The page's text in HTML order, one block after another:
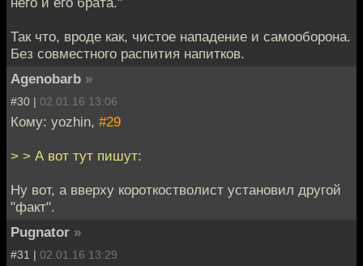
Так что, вроде как, чистое нападение и самооборона.
Без совместного распития напитков.
Agenobarb »
#30 | 02.01.16 13:06
Кому: yozhin, #29
> > А вот тут пишут:
Ну вот, а вверху короткостволист установил другой
"факт".
Pugnator »
#31 | 02.01.16 13:29